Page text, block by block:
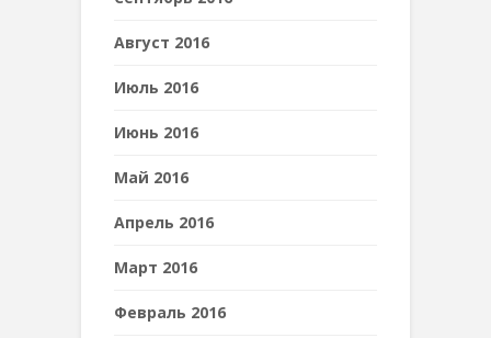
Август 2016
Июль 2016
Июнь 2016
Май 2016
Апрель 2016
Март 2016
Февраль 2016